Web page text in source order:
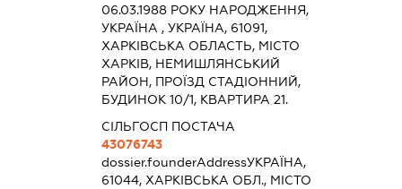
06.03.1988 РОКУ НАРОДЖЕННЯ,
УКРАЇНА , УКРАЇНА, 61091,
ХАРКІВСЬКА ОБЛАСТЬ, МІСТО
ХАРКІВ, НЕМИШЛЯНСЬКИЙ
РАЙОН, ПРОЇЗД СТАДІОННИЙ,
БУДИНОК 10/1, КВАРТИРА 21.
СІЛЬГОСП ПОСТАЧА
43076743
dossier.founderAddressУКРАЇНА,
61044, ХАРКІВСЬКА ОБЛ., МІСТО